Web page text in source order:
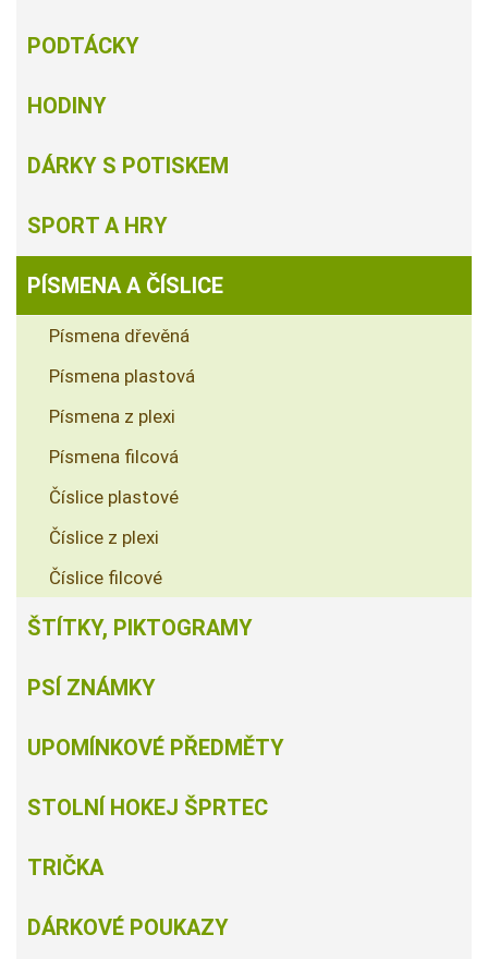
PODTÁCKY
HODINY
DÁRKY S POTISKEM
SPORT A HRY
PÍSMENA A ČÍSLICE
Písmena dřevěná
Písmena plastová
Písmena z plexi
Písmena filcová
Číslice plastové
Číslice z plexi
Číslice filcové
ŠTÍTKY, PIKTOGRAMY
PSÍ ZNÁMKY
UPOMÍNKOVÉ PŘEDMĚTY
STOLNÍ HOKEJ ŠPRTEC
TRIČKA
DÁRKOVÉ POUKAZY